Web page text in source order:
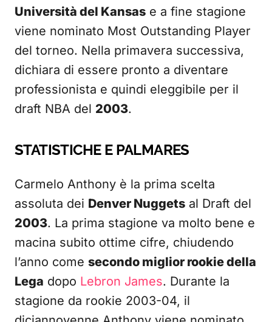
Università del Kansas e a fine stagione
viene nominato Most Outstanding Player
del torneo. Nella primavera successiva,
dichiara di essere pronto a diventare
professionista e quindi eleggibile per il
draft NBA del 2003.
STATISTICHE E PALMARES
Carmelo Anthony è la prima scelta
assoluta dei Denver Nuggets al Draft del
2003. La prima stagione va molto bene e
macina subito ottime cifre, chiudendo
l’anno come secondo miglior rookie della
Lega dopo Lebron James. Durante la
stagione da rookie 2003-04, il